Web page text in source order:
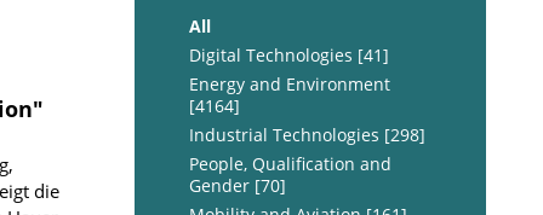
die
All
Digital Technologies [41]
Energy and Environment
[4164]
Industrial Technologies [298]
People, Qualification and
Gender [70]